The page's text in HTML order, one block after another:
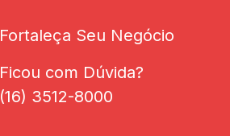
Fortaleça Seu Negócio
Ficou com Dúvida?
(16) 3512-8000